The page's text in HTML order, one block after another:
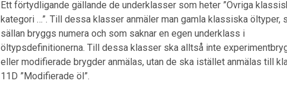
Ett förtydligande gällande de underklasser som heter ”Övriga
kategori …”. Till dessa klasser anmäler man gamla klassiska öltyper,
sällan bryggs numera och som saknar en egen underklass i
öltypsdefinitionerna. Till dessa klasser ska alltså inte
eller modifierade brygder anmälas, utan de ska istället anmälas till
11D ”Modifierade öl”.